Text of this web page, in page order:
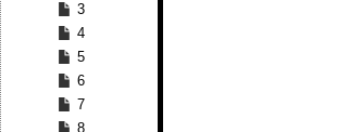
3
4
5
6
7
8